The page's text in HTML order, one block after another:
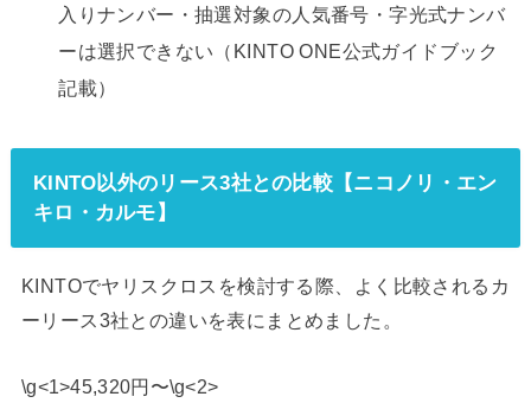
入りナンバー・抽選対象の人気番号・字光式ナンバ
ーは選択できない（KINTO ONE公式ガイドブック
記載）
KINTO以外のリース3社との比較【ニコノリ・エン
キロ・カルモ】
KINTOでヤリスクロスを検討する際、よく比較されるカ
ーリース3社との違いを表にまとめました。
\g<1>45,320円〜\g<2>